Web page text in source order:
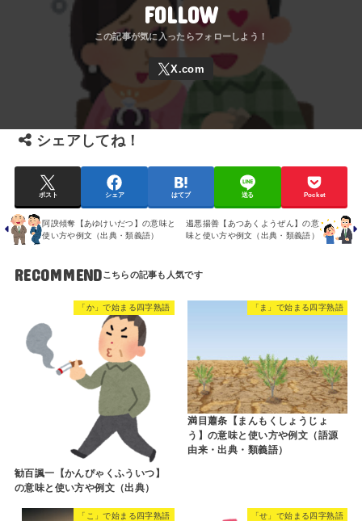
FOLLOW
シェアしてね！
ポスト シェア はてブ 送る Pocket
阿諛傾奪【あゆけいだつ】の意味と
使い方や例文（出典・類義語）
遏悪揚善【あつあくようぜん】の意
味と使い方や例文（出典・類義語）
RECOMMEND
「か」で始まる四字熟語
勧百諷一【かんぴゃくふういつ】
の意味と使い方や例文（出典）
「ま」で始まる四字熟語
満目蕭条【まんもくしょうじょ
う】の意味と使い方や例文（語源
由来・出典・類義語）
「こ」で始まる四字熟語 「せ」で始まる四字熟語